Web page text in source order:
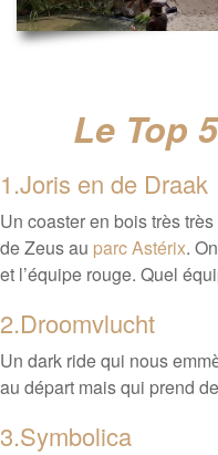
Le Top
1.Joris en de Draak
Un coaster en bois très
de Zeus au parc Astérix.
et l’équipe rouge. Quel
2.Droomvlucht
Un dark ride qui nous
au départ mais qui prend
3.Symbolica